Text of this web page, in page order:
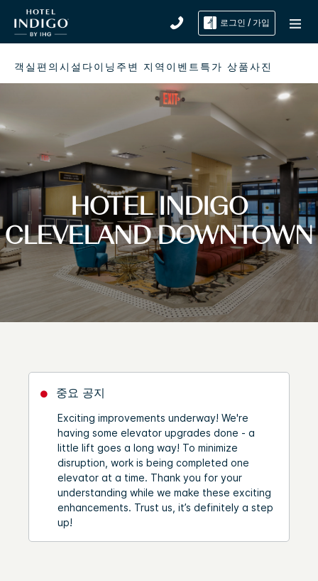
로그인 / 가입
객실 편의시설 다이닝 주변 지역 이벤트 특가 상품사진
HOTEL INDIGO
CLEVELAND DOWNTOWN
중요 공지
Exciting improvements underway! We're
having some elevator upgrades done - a
little lift goes a long way! To minimize
disruption, work is being completed one
elevator at a time. Thank you for your
understanding while we make these exciting
enhancements. Trust us, it’s definitely a step
up!